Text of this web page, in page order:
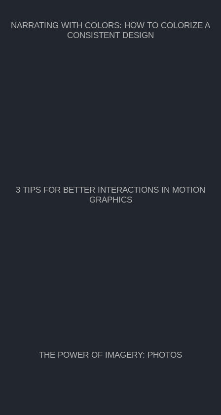
NARRATING WITH COLORS: HOW TO COLORIZE A
CONSISTENT DESIGN
3 TIPS FOR BETTER INTERACTIONS IN MOTION
GRAPHICS
THE POWER OF IMAGERY: PHOTOS